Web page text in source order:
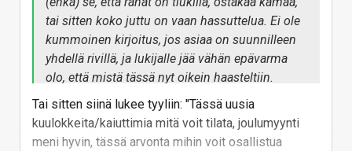
tai sitten koko juttu on vaan hassuttelua. Ei ole
kummoinen kirjoitus, jos asiaa on suunnilleen
yhdellä rivillä, ja lukijalle jää vähän epävarma
olo, että mistä tässä nyt oikein haasteltiin.
Tai sitten siinä lukee tyyliin: "Tässä uusia
kuulokkeita/kaiuttimia mitä voit tilata, joulumyynti
meni hyvin, tässä arvonta mihin voit osallistua